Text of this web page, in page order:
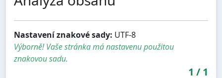
Nastavení znakové sady: UTF-8
Výborně! Vaše stránka má nastavenu použitou
znakovou sadu.
1 / 1